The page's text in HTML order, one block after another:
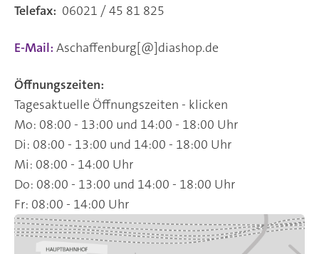
Telefax: 06021 / 45 81 825
E-Mail: Aschaffenburg[@]diashop.de
Öffnungszeiten:
Tagesaktuelle Öffnungszeiten - klicken
Mo: 08:00 - 13:00 und 14:00 - 18:00 Uhr
Di: 08:00 - 13:00 und 14:00 - 18:00 Uhr
Mi: 08:00 - 14:00 Uhr
Do: 08:00 - 13:00 und 14:00 - 18:00 Uhr
Fr: 08:00 - 14:00 Uhr